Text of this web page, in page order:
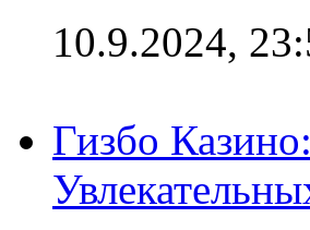
10.9.2024,
Гизбо